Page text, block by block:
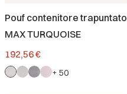
Pouf contenitore trapuntato
MAX TURQUOISE
Prezzo
192,56 €
+ 50